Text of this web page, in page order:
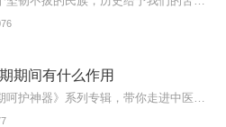
期间有什么作用